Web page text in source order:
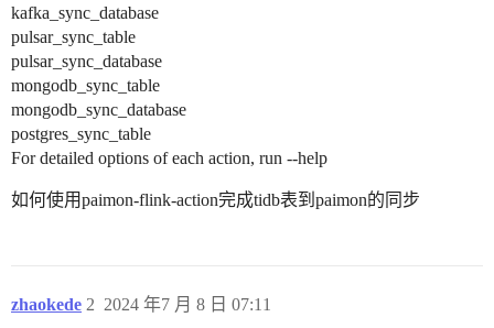
kafka_sync_database
pulsar_sync_table
pulsar_sync_database
mongodb_sync_table
mongodb_sync_database
postgres_sync_table
For detailed options of each action, run --help
如何使用paimon-flink-action完成tidb表到paimon的同步
zhaokede 2024 年7 月 8 日 07:11
2